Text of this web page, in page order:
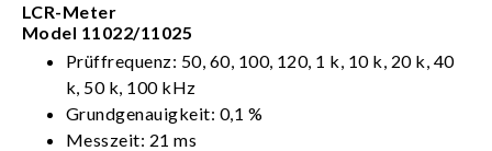
LCR-Meter
Model 11022/11025
Prüffrequenz: 50, 60, 100, 120, 1 k, 10 k, 20 k, 40
k, 50 k, 100 kHz
Grundgenauigkeit: 0,1 %
Messzeit: 21 ms